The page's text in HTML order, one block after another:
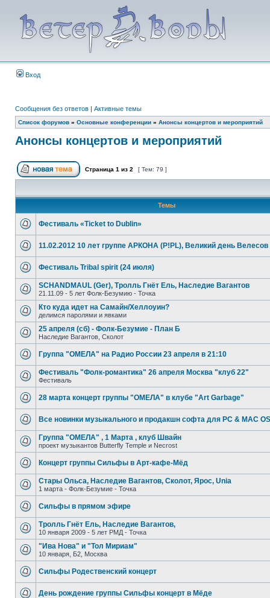
Вход
Сообщения без ответов | Активные темы
Список форумов » Основные конференции » Анонсы концертов и мероприятий
Анонсы концертов и мероприятий
Страница 1 из 2 [ Тем: 79 ]
Темы
Фестиваль «Ticket to Dublin»
11.02.2012 10 лет группе АРКОНА (P!PL), Великий день Велесов
Фестиваль Tribal spirit (24 июля)
SCHANDMAUL (Ger), Тролль Гнёт Ель, Наследие Вагантов
21.11.09 - 5 лет Фолк-Безумию - Точка
Кто куда идет на Самайн/Хеллоуин?
делимся паролями и явками
25 апреля (сб) - Фолк-Безумие - План Б
Наследие Вагантов, Сколот
Группа "ОМЕЛА" на Радио России 23 апреля в 21:10
Фестиваль "Фолк-романтика" 26 апреля Москва "клуб 22"
Фестиваль
28 марта концерт группы "ОМЕЛА" в клубе "Art Garbage"
Все новинки музыкального и продакшн софта для PC & MAC
Группа "ОМЕЛА" , 1 Марта , клуб Швайн
проект музыкантов Butterfly Temple и Necrost
Концерт группы Сильфы в Арт-кафе-Мёд
Стары Ольса, Наследие Вагантов, Сколот, Ярос, Unia
1 марта - Фолк-Безумие - Точка
Сильфы в прямом эфире
Тролль Гнёт Ель, Наследие Вагантов,
10 января 2009 - 5 лет РМД - Точка
"Ива Нова" и "Тол Мириам"
10 января, Б2, Москва
Сильфы Родественский концерт
День рождение группы Сильфы концерт в Мёде